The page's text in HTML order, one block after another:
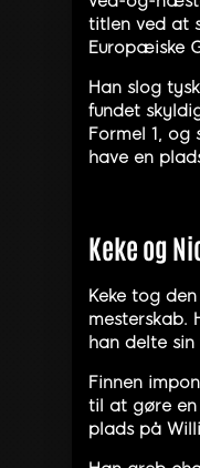
titlen ved at
Europæiske
Han slog
fundet
Formel 1,
have en
Keke og
Keke tog
mesterskab.
han delte sin
Finnen
til at gøre en
plads på